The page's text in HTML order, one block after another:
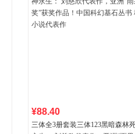
¥88.40
三体全3册套装三体123黑暗森林